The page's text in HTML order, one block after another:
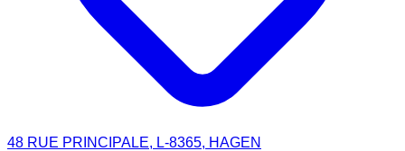
48 RUE PRINCIPALE, L-8365, HAGEN